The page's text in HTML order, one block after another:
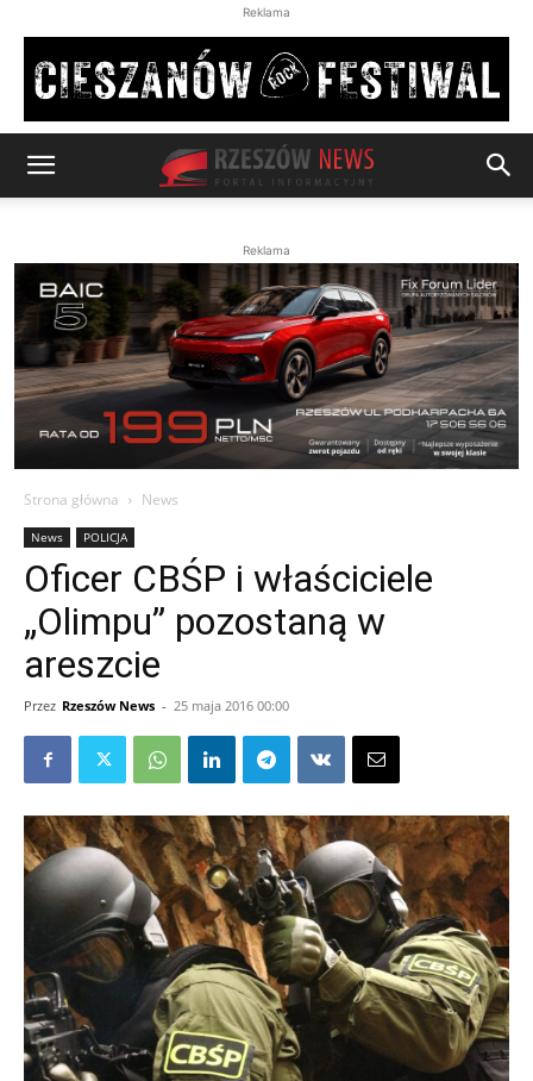
Reklama
Reklama
Strona główna News
News POLICJA
Oficer CBŚP i właściciele
„Olimpu” pozostaną w
areszcie
Przez Rzeszów News - 25 maja 2016 00:00